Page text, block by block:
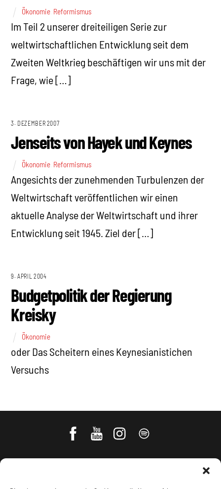
Ökonomie Reformismus
Im Teil 2 unserer dreiteiligen Serie zur
weltwirtschaftlichen Entwicklung seit dem
Zweiten Weltkrieg beschäftigen wir uns mit der
Frage, wie […]
3. DEZEMBER 2007
Jenseits von Hayek und Keynes
Ökonomie Reformismus
Angesichts der zunehmenden Turbulenzen der
Weltwirtschaft veröffentlichen wir einen
aktuelle Analyse der Weltwirtschaft und ihrer
Entwicklung seit 1945. Ziel der […]
9. APRIL 2004
Budgetpolitik der Regierung
Kreisky
Ökonomie
oder Das Scheitern eines Keynesianistichen
Versuchs